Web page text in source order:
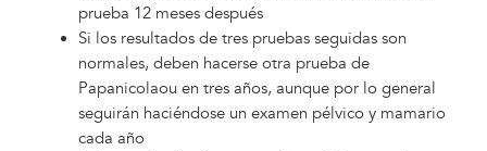
prueba 12 meses después
Si los resultados de tres pruebas seguidas son
normales, deben hacerse otra prueba de
Papanicolaou en tres años, aunque por lo general
seguirán haciéndose un examen pélvico y mamario
cada año